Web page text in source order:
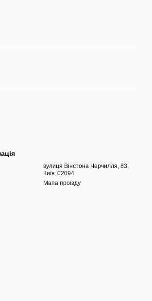
вулиця Вінстона Черчилля, 83,
Київ, 02094
Мапа проїзду